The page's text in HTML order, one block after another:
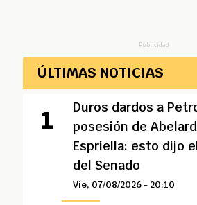
Publicidad
ÚLTIMAS NOTICIAS
Duros dardos a
posesión de
Espriella: esto dijo
del Senado
Vie, 07/08/2026 - 20:10